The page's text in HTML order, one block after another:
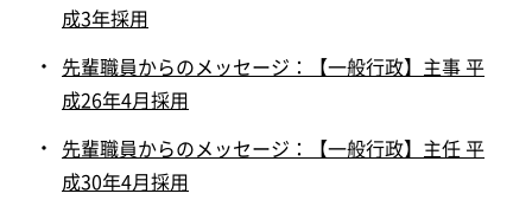
成3年採用
先輩職員からのメッセージ：【一般行政】主事 平
成26年4月採用
先輩職員からのメッセージ：【一般行政】主任 平
成30年4月採用